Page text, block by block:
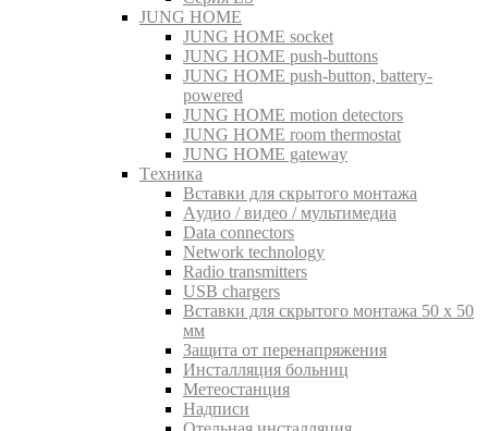
JUNG HOME
JUNG HOME socket
JUNG HOME push-buttons
JUNG HOME push-button, battery-
powered
JUNG HOME motion detectors
JUNG HOME room thermostat
JUNG HOME gateway
Tехника
Вставки для скрытого монтажа
Aудио / видео / мультимедиа
Data connectors
Network technology
Radio transmitters
USB chargers
Вставки для скрытого монтажа 50 x 50
мм
Защита от перенапряжения
Инсталляция больниц
Метеостанция
Надписи